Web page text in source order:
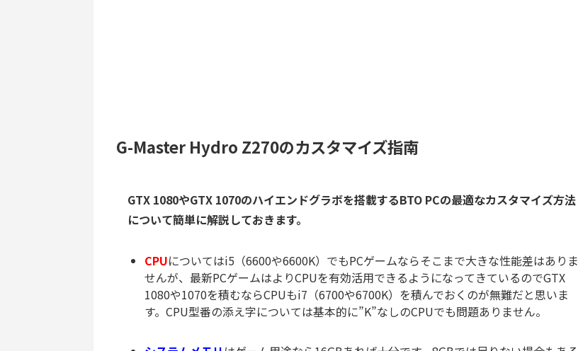
G-Master Hydro Z270のカスタマイズ指南
GTX 1080やGTX 1070のハイエンドグラボを搭載するBTO PCの最適なカスタマイズ方法
について簡単に解説しておきます。
CPUについてはi5（6600や6600K）でもPCゲームならそこまで大きな性能差はありま
せんが、最新PCゲームはよりCPUを有効活用できるようになってきているのでGTX
1080や1070を積むならCPUもi7（6700や6700K）を積んでおくのが無難だと思いま
す。CPU型番の添え字については基本的に”K”なしのCPUでも問題ありません。